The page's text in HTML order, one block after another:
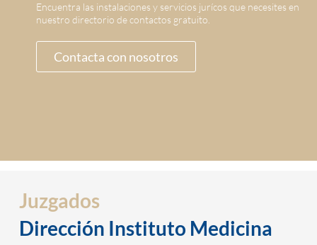
Encuentra las instalaciones y servicios jurícos que necesites en
nuestro directorio de contactos gratuito.
Contacta con nosotros
Juzgados
Dirección Instituto Medicina